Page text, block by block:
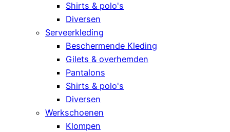
Shirts & polo's
Diversen
Serveerkleding
Beschermende Kleding
Gilets & overhemden
Pantalons
Shirts & polo's
Diversen
Werkschoenen
Klompen